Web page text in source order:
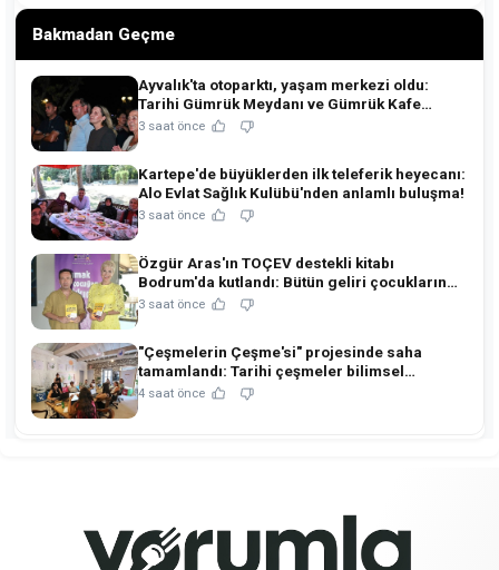
Bakmadan Geçme
Ayvalık'ta otoparktı, yaşam merkezi oldu:
Tarihi Gümrük Meydanı ve Gümrük Kafe
açıldı!
3 saat önce
Kartepe'de büyüklerden ilk teleferik heyecanı:
Alo Evlat Sağlık Kulübü'nden anlamlı buluşma!
3 saat önce
Özgür Aras'ın TOÇEV destekli kitabı
Bodrum'da kutlandı: Bütün geliri çocukların
eğitimine!
3 saat önce
"Çeşmelerin Çeşme'si" projesinde saha
tamamlandı: Tarihi çeşmeler bilimsel
restorasyonla ihya edilecek!
4 saat önce